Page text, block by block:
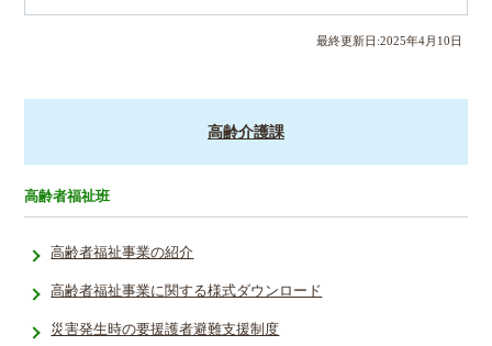
最終更新日:2025年4月 10日
高齢介護課
高齢者福祉班
高齢者福祉事業の紹介
高齢者福祉事業に関する様式ダウンロード
災害発生時の要援護者避難支援制度